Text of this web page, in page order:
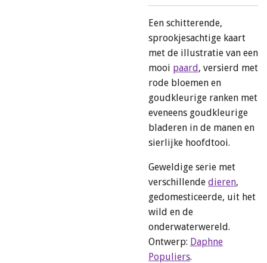
Een schitterende,
sprookjesachtige kaart
met de illustratie van een
mooi paard, versierd met
rode bloemen en
goudkleurige ranken met
eveneens goudkleurige
bladeren in de manen en
sierlijke hoofdtooi.
Geweldige serie met
verschillende dieren,
gedomesticeerde, uit het
wild en de
onderwaterwereld.
Ontwerp: Daphne
Populiers.